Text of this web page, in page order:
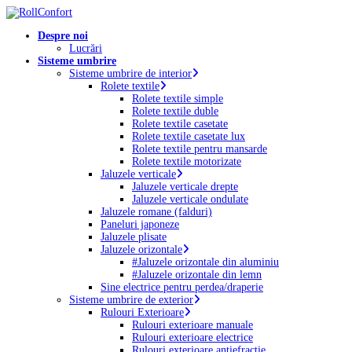
Skip
main
Menu
Despre noi
Lucrări
Sisteme umbrire
Sisteme umbrire de interior
Rolete textile
Rolete textile simple
Rolete textile duble
Rolete textile casetate
Rolete textile casetate lux
Rolete textile pentru mansarde
Rolete textile motorizate
Jaluzele verticale
Jaluzele verticale drepte
Jaluzele verticale ondulate
Jaluzele romane (falduri)
Paneluri japoneze
Jaluzele plisate
Jaluzele orizontale
#Jaluzele orizontale din aluminiu
#Jaluzele orizontale din lemn
Sine electrice pentru perdea/draperie
Sisteme umbrire de exterior
Rulouri Exterioare
Rulouri exterioare manuale
Rulouri exterioare electrice